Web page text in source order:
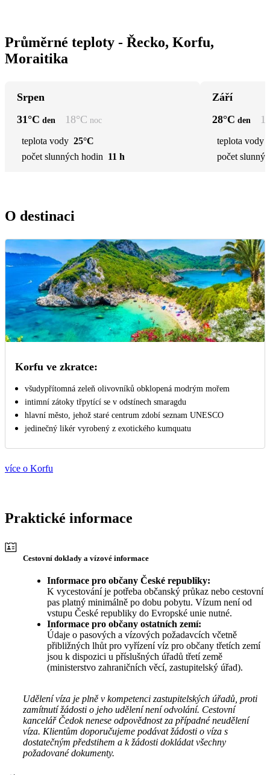
Průměrné teploty - Řecko, Korfu,
Moraitika
Srpen
31°C den 18°C noc
teplota vody 25°C
počet slunných hodin 11 h
Září
28°C den
teplota vody
počet
O destinaci
Korfu ve zkratce:
všudypřítomná zeleň olivovníků obklopená modrým mořem
intimní zátoky třpytící se v odstínech smaragdu
hlavní město, jehož staré centrum zdobí seznam UNESCO
jedinečný likér vyrobený z exotického kumquatu
více o Korfu
Praktické informace
Cestovní doklady a vízové informace
Informace pro občany České republiky:
K vycestování je potřeba občanský průkaz nebo cestovní
pas platný minimálně po dobu pobytu. Vízum není od
vstupu České republiky do Evropské unie nutné.
Informace pro občany ostatních zemí:
Údaje o pasových a vízových požadavcích včetně
přibližných lhůt pro vyřízení víz pro občany třetích zemí
jsou k dispozici u příslušných úřadů třetí země
(ministerstvo zahraničních věcí, zastupitelský úřad).
Udělení víza je plně v kompetenci zastupitelských úřadů, proti
zamítnutí žádosti o jeho udělení není odvolání. Cestovní
kancelář Čedok nenese odpovědnost za případné neudělení
víza. Klientům doporučujeme podávat žádosti o víza s
dostatečným předstihem a k žádosti dokládat všechny
požadované dokumenty.